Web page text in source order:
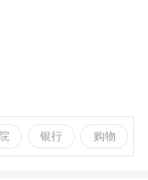
银行 购物